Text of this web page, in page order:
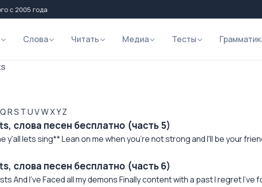
с 2005 года
Слова Читать Медиа Тесты
QRS TUVWXYZ
слова песен бесплатно (часть 5)
y'all lets sing** Lean on me when you're not strong and I'll be your
слова песен бесплатно (часть 6)
And I've Faced all my demons Finally content with a past I regret I've